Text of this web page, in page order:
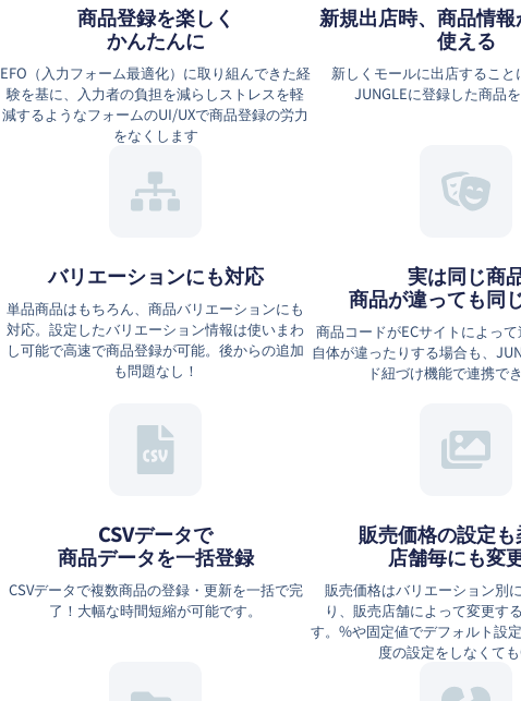
商品登録を楽しく
かんたんに
EFO（⼊⼒フォーム最適化）に取り組んできた経
験を基に、⼊⼒者の負担を減らしストレスを軽
減するようなフォームのUI/UXで商品登録の労力
をなくします
新規出店時、商品情報
使える
新しくモールに出店すること
JUNGLEに登録した商品
バリエーションにも対応
単品商品はもちろん、商品バリエーションにも
対応。設定したバリエーション情報は使いまわ
し可能で高速で商品登録が可能。後からの追加
も問題なし！
実は同じ商
商品が違っても同
商品コードがECサイトによっ
自体が違ったりする場合も、
ド紐づけ機能で連携でき
CSVデータで
商品データを一括登録
CSVデータで複数商品の登録・更新を一括で完
了！大幅な時間短縮が可能です。
販売価格の設定
店舗毎にも変
販売価格はバリエーション別
り、販売店舗によって変更す
す。%や固定値でデフォルト設
度の設定をしなくても